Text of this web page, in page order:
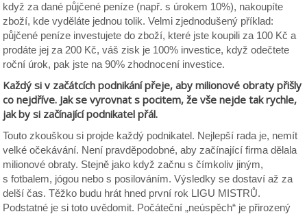
když za dané půjčené peníze (např. s úrokem 10%), nakoupíte
zboží, kde vyděláte jednou tolik. Velmi zjednodušený příklad:
půjčené peníze investujete do zboží, které jste koupili za 100 Kč a
prodáte jej za 200 Kč, váš zisk je 100% investice, když odečtete
roční úrok, pak jste na 90% zhodnocení investice.
Každý si v začátcích podnikání přeje, aby milionové obraty přišly
co nejdříve. Jak se vyrovnat s pocitem, že vše nejde tak rychle,
jak by si začínající podnikatel přál.
Touto zkouškou si projde každý podnikatel. Nejlepší rada je, nemít
velké očekávání. Není pravděpodobné, aby začínající firma dělala
milionové obraty. Stejně jako když začnu s čímkoliv jiným,
s fotbalem, jógou nebo s posilováním. Výsledky se dostaví až za
delší čas. Těžko budu hrát hned první rok LIGU MISTRŮ.
Podstatné je si toto uvědomit. Počáteční „neúspěch“ je přirozený